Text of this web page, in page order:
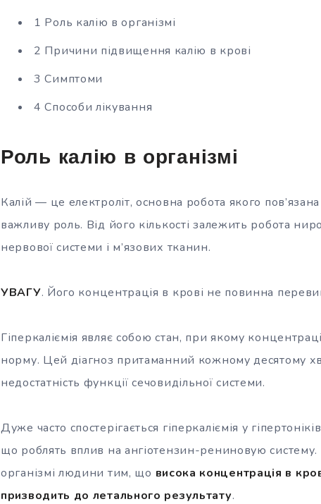
1 Роль калію в організмі
2 Причини підвищення калію в крові
3 Симптоми
4 Способи лікування
Роль калію в організмі
Калій — це електроліт, основна робота якого
важливу роль. Від його кількості залежить робота
нервової системи і м’язових тканин.
УВАГУ. Його концентрація в крові не повинна
Гіперкаліємія являє собою стан, при якому
норму. Цей діагноз притаманний кожному десятому
недостатність функції сечовидільної системи.
Дуже часто спостерігається гіперкаліємія у
що роблять вплив на ангіотензин-рениновую
організмі людини тим, що висока концентрація в
призводить до летального результату.